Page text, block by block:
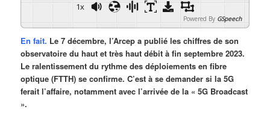
1x
Powered By GSpeech
En fait. Le 7 décembre, l’Arcep a publié les chiffres de son
observatoire du haut et très haut débit à fin septembre 2023.
Le ralentissement du rythme des déploiements en fibre
optique (FTTH) se confirme. C’est à se demander si la 5G
ferait l’affaire, notamment avec l’arrivée de la « 5G Broadcast
».